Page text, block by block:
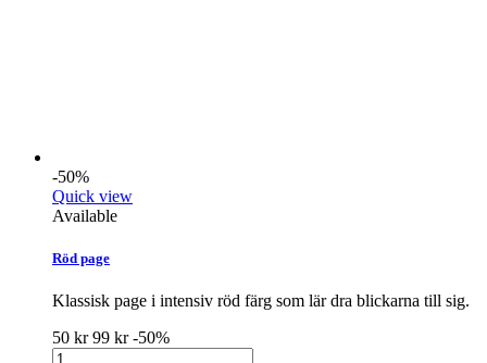
-50%
Quick view
Available
Röd page
Klassisk page i intensiv röd färg som lär dra blickarna till sig.
50 kr99 kr-50%